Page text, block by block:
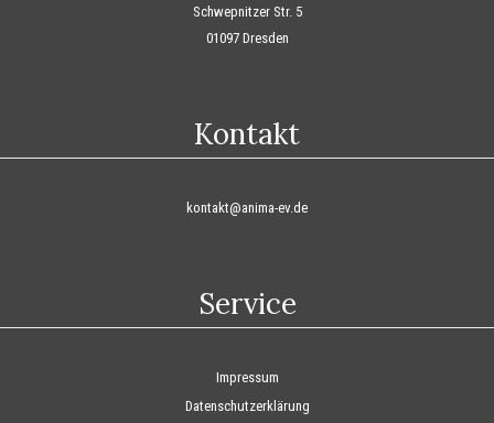
Schwepnitzer Str. 5
01097 Dresden
Kontakt
kontakt@anima-ev.de
Service
Impressum
Datenschutzerklärung